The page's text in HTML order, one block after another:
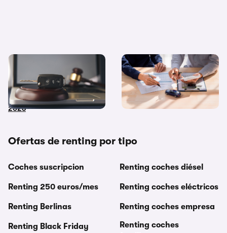
Coches de subasta pública:
dónde y cómo comprar
coches embargados en
2026
Diferencias entre
financiación y renting ¿Cuál
me interesa más?
Ofertas de renting por tipo
Coches suscripcion
Renting 250 euros/mes
Renting Berlinas
Renting Black Friday
Renting coches diésel
Renting coches eléctricos
Renting coches empresa
Renting coches